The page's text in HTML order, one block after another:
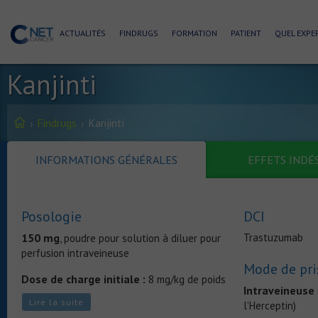
ACTUALITÉS FINDRUGS FORMATION PATIENT QUEL
Kanjinti
Findrugs Kanjinti
INFORMATIONS GÉNÉRALES EFFETS
Posologie
150 mg, poudre pour solution à diluer pour
perfusion intraveineuse
Dose de charge initiale : 8 mg/kg de poids
corporel
Lire la suite
DCI
Trastuzumab
Mode de
Intraveineuse
l’Herceptin)